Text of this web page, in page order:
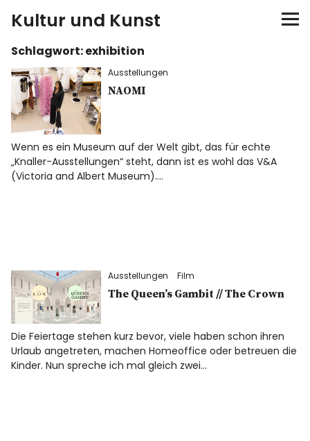
Kultur und Kunst
kultur & kunst
Ausstellungen
Spiele
Konzerte
Über mich
Schlagwort:exhibition
Ausstellungen
NAOMI
Wenn es ein Museum auf der Welt gibt, das für echte
„Knaller-Ausstellungen“ steht, dann ist es wohl das V&A
(Victoria and Albert Museum).…
Ausstellungen Film
The Queen’s Gambit // The Crown
Die Feiertage stehen kurz bevor, viele haben schon ihren
Urlaub angetreten, machen Homeoffice oder betreuen die
Kinder. Nun spreche ich mal gleich zwei…